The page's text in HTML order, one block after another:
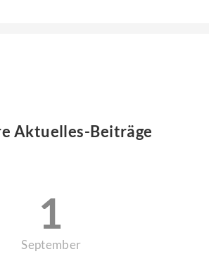
Aktuelles-Beiträge
1
September